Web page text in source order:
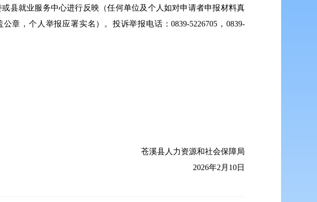
县就业服务中心进行反映（任何单位及个人如对申请者申报材料真
，个人举报应署实名）。投诉举报电话：0839-5226705，0839-
苍溪县人力资源和社会保障局
2026年2月10日